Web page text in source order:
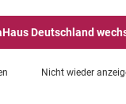
Deutschland
Nicht wieder